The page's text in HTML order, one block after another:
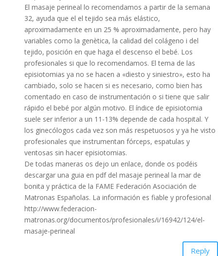
El masaje perineal lo recomendamos a partir de la semana
32, ayuda que el el tejido sea más elástico,
aproximadamente en un 25 % aproximadamente, pero hay
variables como la genètica, la calidad del colágeno i del
tejido, posición en que haga el descenso el bebé. Los
profesionales si que lo recomendamos. El tema de las
episiotomias ya no se hacen a «diesto y siniestro», esto ha
cambiado, solo se hacen si es necesario, como bien has
comentado en caso de instrumentación o si tiene que salir
rápido el bebé por algún motivo. El índice de episiotomia
suele ser inferior a un 11-13% depende de cada hospital. Y
los ginecólogos cada vez son más respetuosos y ya he visto
profesionales que instrumentan fórceps, espatulas y
ventosas sin hacer episiotomias.
De todas maneras os dejo un enlace, donde os podéis
descargar una guia en pdf del masaje perineal la mar de
bonita y práctica de la FAME Federación Asociación de
Matronas Españolas. La información es fiable y profesional
http://www.federacion-
matronas.org/documentos/profesionales/i/16942/124/el-
masaje-perineal
Reply